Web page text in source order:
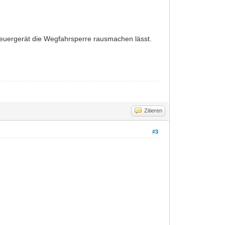
die Wegfahrsperre rausmachen lässt.
Zitieren
#3